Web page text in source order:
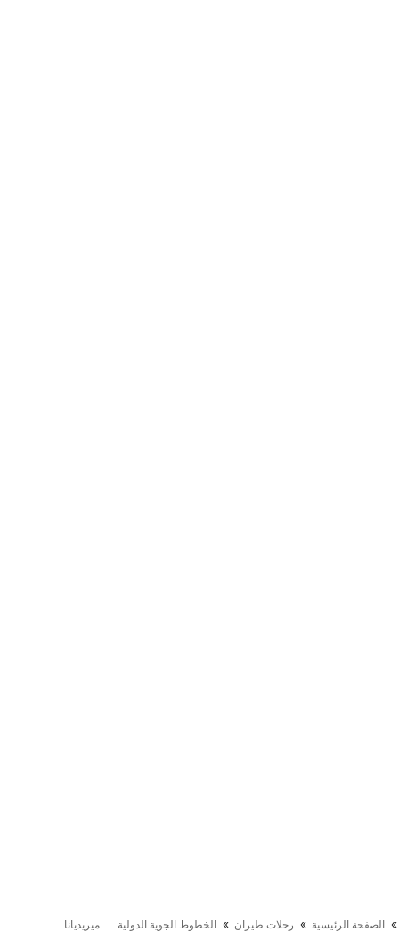
الصفحة الرئيسية رحلات طيران الخطوط الجوية الدولية ميريديانا